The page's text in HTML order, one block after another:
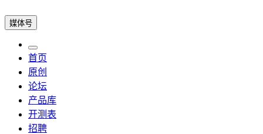
媒体号
首页
原创
论坛
产品库
开测表
招聘